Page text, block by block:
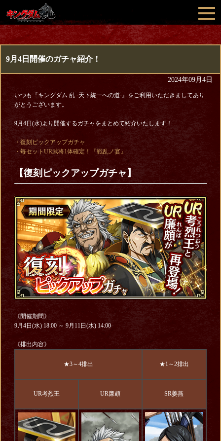
9月4日開催のガチャ紹介！
2024年09月4日
いつも『キングダム 乱 -天下統一への道-』をご利用いただきましてあり
がとうございます。
9月4日(水)より開催するガチャをまとめて紹介いたします！
・復刻ピックアップガチャ
・毎セットUR武将1体確定！『戦乱ノ宴』
【復刻ピックアップガチャ】
《開催期間》
9月4日(水) 18:00 ～ 9月11日(水) 14:00
《排出内容》
★3～4排出 ★1～2排出
UR考烈王 UR廉頗 SR姜燕